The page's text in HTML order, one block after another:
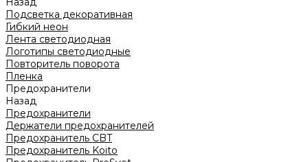
Подсветка декоративная
Гибкий неон
Лента светодиодная
Логотипы светодиодные
Повторитель поворота
Пленка
Предохранители
Назад
Предохранители
Держатели предохранителей
Предохранитель CBT
Предохранитель Koito